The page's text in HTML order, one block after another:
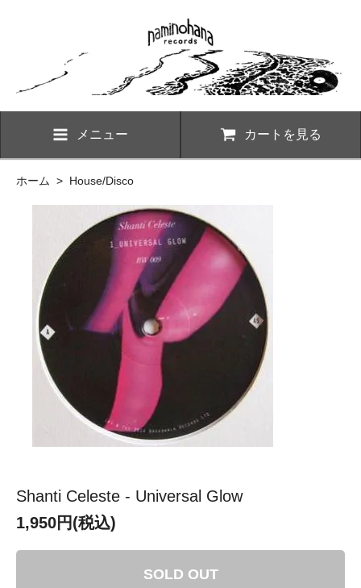
メニュー カートを見る
ホーム > House/Disco
Shanti Celeste - Universal Glow
1,950円(税込)
SOLD OUT